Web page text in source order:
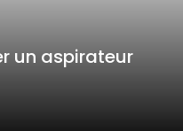
un aspirateur